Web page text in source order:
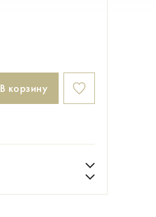
В корзину